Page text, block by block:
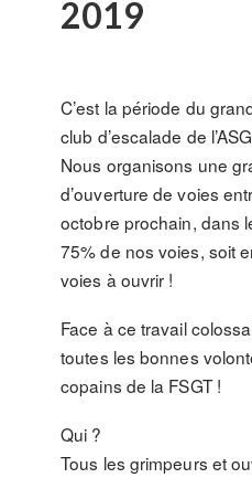
2019
C’est la période du
club d’escalade de
Nous organisons une
d’ouverture de voies
octobre prochain, dans
75% de nos voies, soit
voies à ouvrir !
Face à ce travail
toutes les bonnes
copains de la FSGT !
Qui ?
Tous les grimpeurs et